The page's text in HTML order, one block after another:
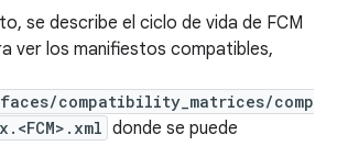
se describe el ciclo de vida de FCM
ver los manifiestos compatibles,
compatibility_matrices/comp
donde se puede